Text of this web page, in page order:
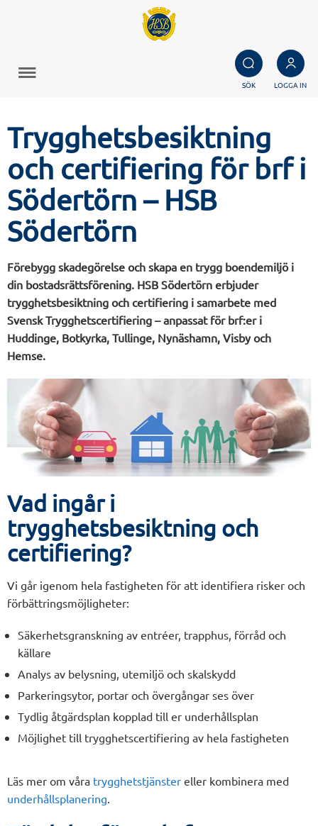
SÖK LOGGA IN
Trygghetsbesiktning
och certifiering för brf i
Södertörn – HSB
Södertörn
Förebygg skadegörelse och skapa en trygg boendemiljö i
din bostadsrättsförening. HSB Södertörn erbjuder
trygghetsbesiktning och certifiering i samarbete med
Svensk Trygghetscertifiering – anpassat för brf:er i
Huddinge, Botkyrka, Tullinge, Nynäshamn, Visby och
Hemse.
Vad ingår i
trygghetsbesiktning och
certifiering?
Vi går igenom hela fastigheten för att identifiera risker och
förbättringsmöjligheter:
Säkerhetsgranskning av entréer, trapphus, förråd och
källare
Analys av belysning, utemiljö och skalskydd
Parkeringsytor, portar och övergångar ses över
Tydlig åtgärdsplan kopplad till er underhållsplan
Möjlighet till trygghetscertifiering av hela fastigheten
Läs mer om våra trygghetstjänster eller kombinera med
underhållsplanering.